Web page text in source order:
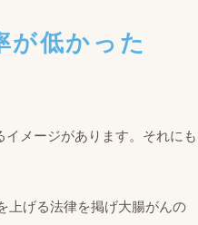
が低かった
メージがあります。それにも
上げる法律を掲げ大腸がんの